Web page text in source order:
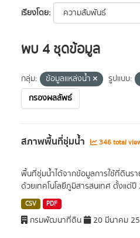
เรียงโดย
พบ 4 ชุดข้อมูล
กลุ่ม: ข้อมูลแหล่งน้ำ รูปแบบ:
กรองผลลัพธ์
สภาพพื้นที่ชุ่มน้ำ 346 total
พื้นที่ชุ่มน้ำได้จากข้อมูลการใช้ที่ดินร
ด้วยเทคโนโลยีภูมิสารสนเทศ ตั้งแต่
CSV PDF
กรมพัฒนาที่ดิน 20 มีนาคม